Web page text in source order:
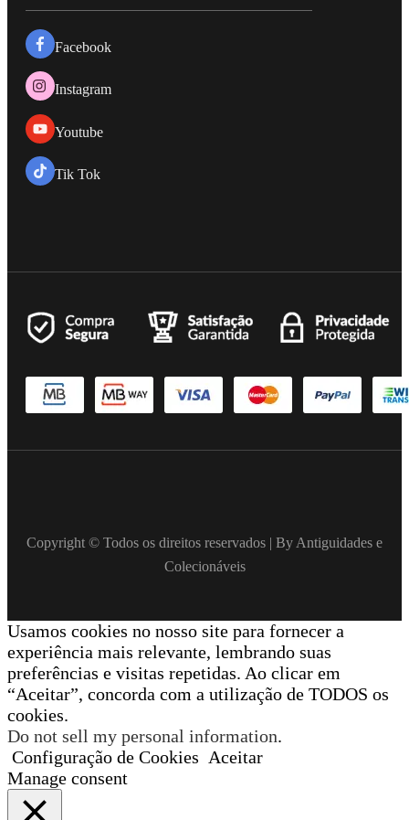
Facebook
Instagram
Youtube
Tik Tok
Copyright © Todos os direitos reservados | By Antiguidades e
Colecionáveis
Usamos cookies no nosso site para fornecer a
experiência mais relevante, lembrando suas
preferências e visitas repetidas. Ao clicar em
“Aceitar”, concorda com a utilização de TODOS os
cookies.
Do not sell my personal information.
Configuração de Cookies Aceitar
Manage consent